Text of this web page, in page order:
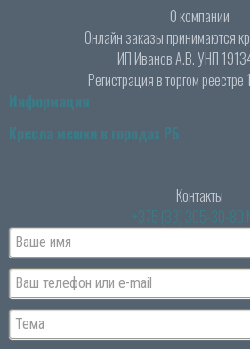
О компании
Онлайн заказы принимаются
ИП Иванов А.В. УНП
Регистрация в торгом
Информация
Кресла мешки в городах РБ
Контакты
+375 (33) 305-30-80